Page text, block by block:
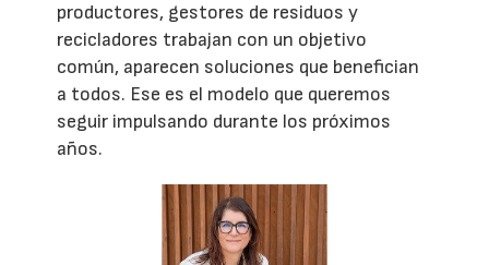
productores, gestores de residuos y
recicladores trabajan con un objetivo
común, aparecen soluciones que benefician
a todos. Ese es el modelo que queremos
seguir impulsando durante los próximos
años.